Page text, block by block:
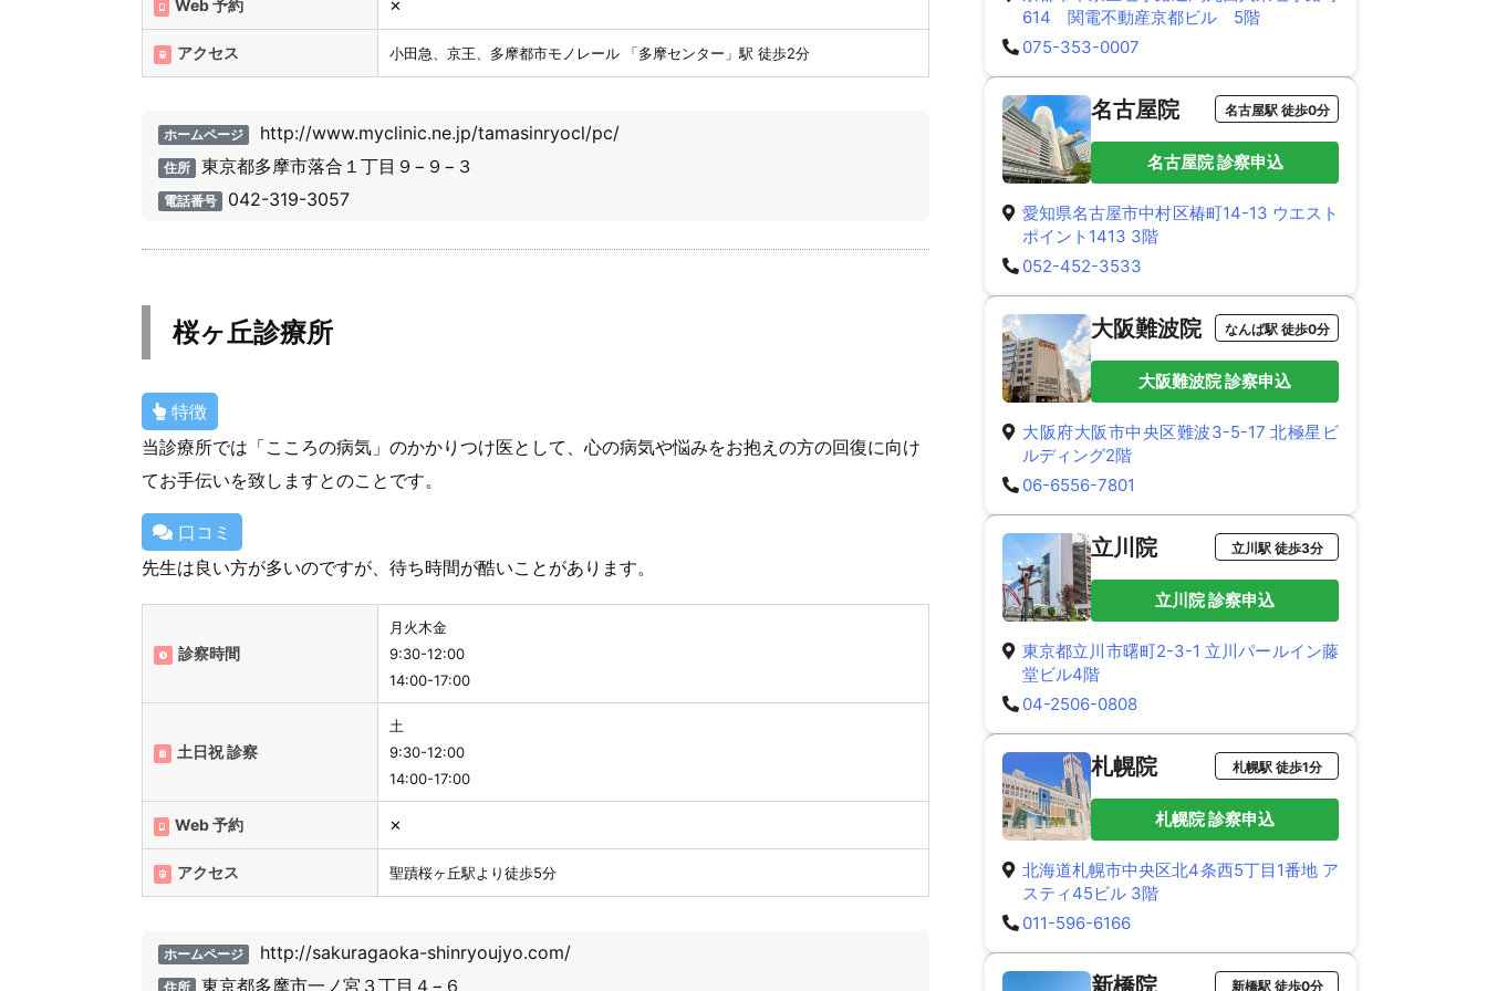
Web 予約 ✕
アクセス 小田急、京王、多摩都市モノレール 「多摩センター」駅 徒歩2分
ホームページ http://www.myclinic.ne.jp/tamasinryocl/pc/
住所 東京都多摩市落合１丁目９−９−３
電話番号 042-319-3057
桜ヶ丘診療所
特徴
当診療所では「こころの病気」のかかりつけ医として、心の病気や悩みをお抱えの方の回復に向け
てお手伝いを致しますとのことです。
口コミ
先生は良い方が多いのですが、待ち時間が酷いことがあります。
診察時間
月火木金
9:30-12:00
14:00-17:00
土日祝 診察
土
9:30-12:00
14:00-17:00
Web 予約 ✕
アクセス 聖蹟桜ヶ丘駅より徒歩5分
ホームページ http://sakuragaoka-shinryoujyo.com/
住所 東京都多摩市一ノ宮３丁目４−６
614 関電不動産京都ビル 5階
075-353-0007
名古屋院 名古屋駅 徒歩0分
名古屋院 診察申込
愛知県名古屋市中村区椿町14-13 ウエスト
ポイント1413 3階
052-452-3533
大阪難波院 なんば駅 徒歩0分
大阪難波院 診察申込
大阪府大阪市中央区難波3-5-17 北極星ビ
ルディング2階
06-6556-7801
立川院 立川駅 徒歩3分
立川院 診察申込
東京都立川市曙町2-3-1 立川パールイン藤
堂ビル4階
04-2506-0808
札幌院 札幌駅 徒歩1分
札幌院 診察申込
北海道札幌市中央区北4条西5丁目1番地 ア
スティ45ビル 3階
011-596-6166
新橋院 新橋駅 徒歩0分